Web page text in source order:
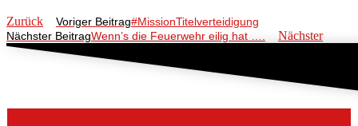
Zurück Voriger Beitrag#MissionTitelverteidigung
Nächster BeitragWenn’s die Feuerwehr eilig hat …. Nächster